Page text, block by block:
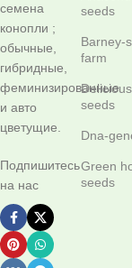
семена
конопли ;
обычные,
гибридные,
феминизированные
и авто
цветущие.
Подпишитесь
на нас
seeds
Barney-
farm
seeds
Dna-
Green
seeds